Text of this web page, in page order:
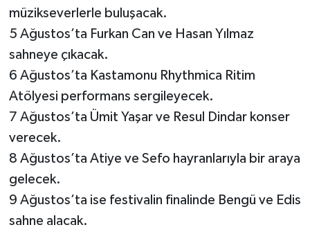
müzikseverlerle buluşacak.
5 Ağustos’ta Furkan Can ve Hasan Yılmaz
sahneye çıkacak.
6 Ağustos’ta Kastamonu Rhythmica Ritim
Atölyesi performans sergileyecek.
7 Ağustos’ta Ümit Yaşar ve Resul Dindar konser
verecek.
8 Ağustos’ta Atiye ve Sefo hayranlarıyla bir araya
gelecek.
9 Ağustos’ta ise festivalin finalinde Bengü ve Edis
sahne alacak.